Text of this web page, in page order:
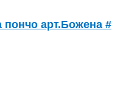
арт.Божена #